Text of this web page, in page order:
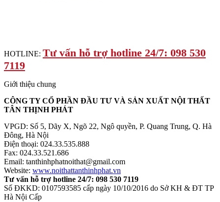
HOTLINE: Tư vấn hỗ trợ hotline 24/7: 098 530
7119
Giới thiệu chung
CÔNG TY CỔ PHẦN ĐẦU TƯ VÀ SẢN XUẤT NỘI THẤT
TÂN THỊNH PHÁT
VPGD: Số 5, Dãy X, Ngõ 22, Ngô quyền, P. Quang Trung, Q. Hà
Đông, Hà Nội
Điện thoại: 024.33.535.888
Fax: 024.33.521.686
Email: tanthinhphatnoithat@gmail.com
Website: www.noithattanthinhphat.vn
Tư vấn hỗ trợ hotline 24/7: 098 530 7119
Số ĐKKD: 0107593585 cấp ngày 10/10/2016 do Sở KH & ĐT TP
Hà Nội Cấp